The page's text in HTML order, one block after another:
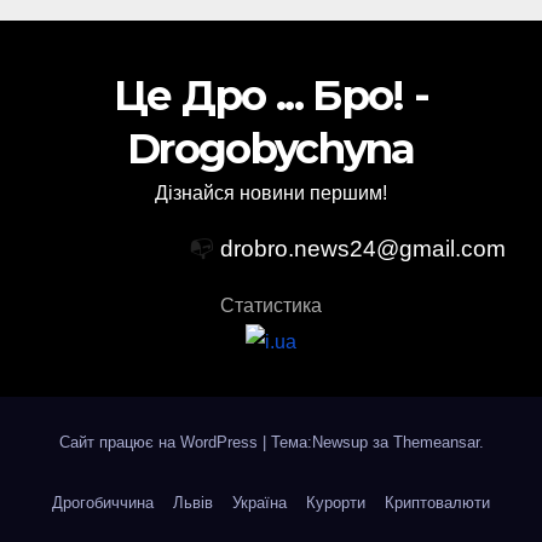
Це Дро ... Бро! -
Drogobychyna
Дізнайся новини першим!
📭 drobro.news24@gmail.com
Статистика
Сайт працює на WordPress Тема:Newsup за Themeansar.
Дрогобиччина Львів Україна Курорти Криптовалюти